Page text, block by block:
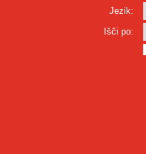
Jezik:
Išči po: